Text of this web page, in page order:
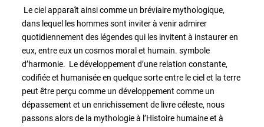
Le ciel apparaît ainsi comme un bréviaire mythologique,
dans lequel les hommes sont inviter à venir admirer
quotidiennement des légendes qui les invitent à instaurer en
eux, entre eux un cosmos moral et humain. symbole
d’harmonie. Le développement d’une relation constante,
codifiée et humanisée en quelque sorte entre le ciel et la terre
peut être perçu comme un développement comme un
dépassement et un enrichissement de livre céleste, nous
passons alors de la mythologie à l’Histoire humaine et à